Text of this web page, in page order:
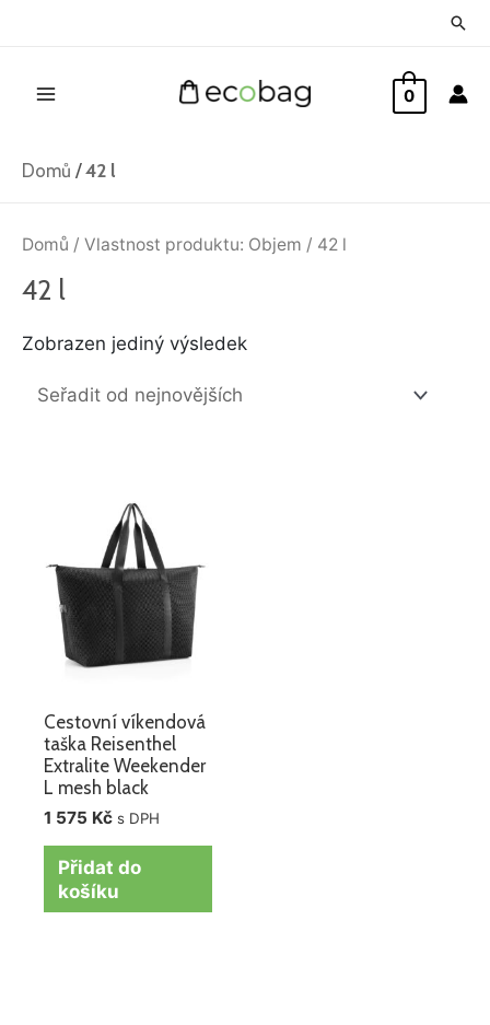
0
Domů /42 l
Domů / Vlastnost produktu: Objem / 42 l
42 l
Zobrazen jediný výsledek
Cestovní víkendová
taška Reisenthel
Extralite Weekender
L mesh black
1 575 Kč s DPH
Přidat do
košíku